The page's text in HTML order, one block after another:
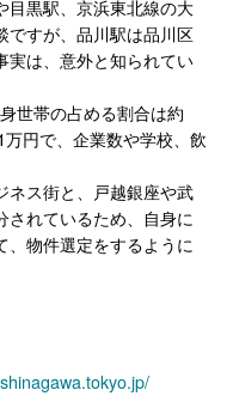
目黒駅、京浜東北線の大
ですが、品川駅は品川区
実は、意外と知られてい
世帯の占める割合は約
円で、企業数や学校、飲
ネス街と、戸越銀座や武
されているため、自身に
、物件選定をするように